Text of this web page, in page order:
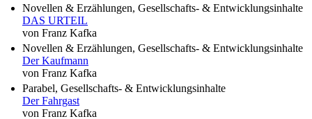
Novellen & Erzählungen, Gesellschafts- & Entwicklungsinhalte
DAS URTEIL
von Franz Kafka
Novellen & Erzählungen, Gesellschafts- & Entwicklungsinhalte
Der Kaufmann
von Franz Kafka
Parabel, Gesellschafts- & Entwicklungsinhalte
Der Fahrgast
von Franz Kafka